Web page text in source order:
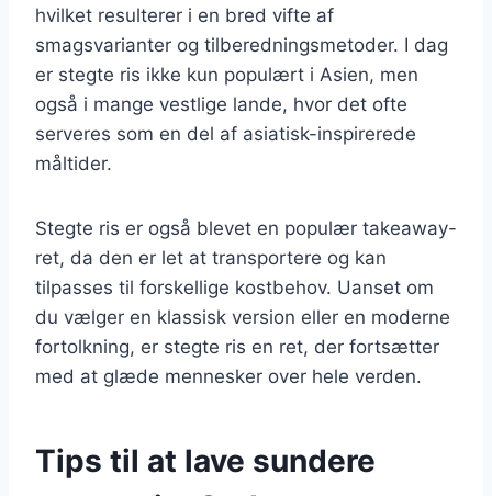
hvilket resulterer i en bred vifte af
smagsvarianter og tilberedningsmetoder. I dag
er stegte ris ikke kun populært i Asien, men
også i mange vestlige lande, hvor det ofte
serveres som en del af asiatisk-inspirerede
måltider.
Stegte ris er også blevet en populær takeaway-
ret, da den er let at transportere og kan
tilpasses til forskellige kostbehov. Uanset om
du vælger en klassisk version eller en moderne
fortolkning, er stegte ris en ret, der fortsætter
med at glæde mennesker over hele verden.
Tips til at lave sundere